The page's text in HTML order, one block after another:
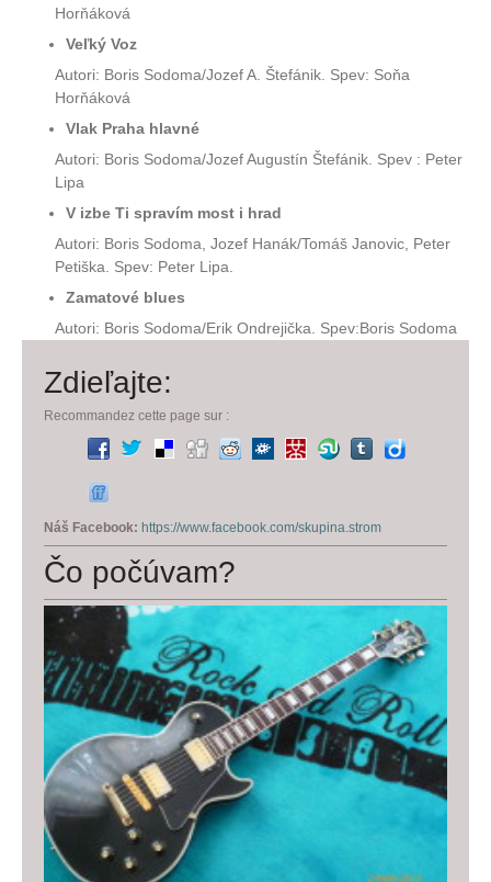
Horňáková
Veľký Voz
Autori: Boris Sodoma/Jozef A. Štefánik. Spev: Soňa
Horňáková
Vlak Praha hlavné
Autori: Boris Sodoma/Jozef Augustín Štefánik. Spev : Peter
Lipa
V izbe Ti spravím most i hrad
Autori: Boris Sodoma, Jozef Hanák/Tomáš Janovic, Peter
Petiška. Spev: Peter Lipa.
Zamatové blues
Autori: Boris Sodoma/Erik Ondrejička. Spev:Boris Sodoma
Zdieľajte:
Recommandez cette page sur :
Náš Facebook: https://www.facebook.com/skupina.strom
Čo počúvam?